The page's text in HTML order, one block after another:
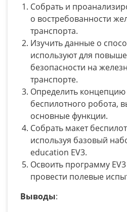
Собрать и
о востребованности
транспорта.
Изучить данные о
используют для
безопасности на
транспорте.
Определить концепцию
беспилотного робота,
основные функции.
Собрать макет
используя базовый
education EV3.
Освоить программу
провести полевые
Выводы: